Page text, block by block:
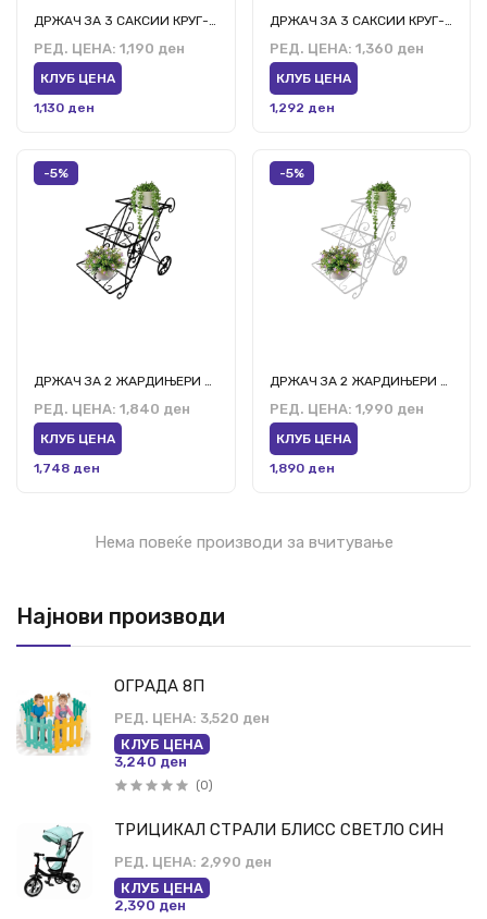
Најнови производи
ОГРАДА 8П
РЕД. ЦЕНА: 3,520 ден
КЛУБ ЦЕНА
3,240 ден
(0)
ТРИЦИКАЛ СТРАЛИ БЛИСС СВЕТЛО СИН
РЕД. ЦЕНА: 2,990 ден
КЛУБ ЦЕНА
2,390 ден
ДРЖАЧ ЗА 3 САКСИИ КРУГ-3 ЦРН
РЕД. ЦЕНА: 1,190 ден
КЛУБ ЦЕНА
1,130 ден
ДРЖАЧ ЗА 3 САКСИИ КРУГ-3 БЕЛ
РЕД. ЦЕНА: 1,360 ден
КЛУБ ЦЕНА
1,292 ден
-5%
РЕД. ЦЕНА: 1,840 ден
КЛУБ ЦЕНА
1,748 ден
-5%
РЕД. ЦЕНА: 1,990 ден
КЛУБ ЦЕНА
1,890 ден
Нема повеќе производи за вчитување